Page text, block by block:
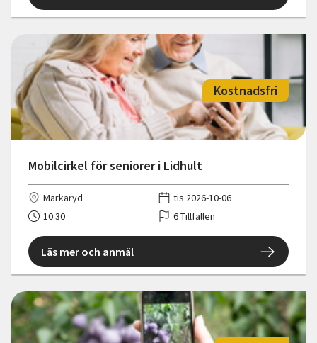
Mobilcirkel för seniorer i Lidhult
Kostnadsfri
Markaryd
tis 2026-10-06
10:30
6 Tillfällen
Läs mer och anmäl